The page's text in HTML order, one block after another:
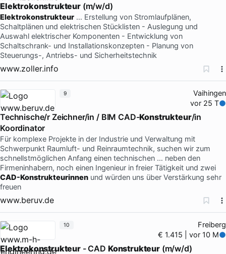
Elektrokonstrukteur(m/w/d)
Elektrokonstrukteur … Erstellung von Stromlaufplänen,
Schaltplänen und elektrischen Stücklisten - Auslegung und
Auswahl elektrischer Komponenten - Entwicklung von
Schaltschrank- und Installationskonzepten - Planung von
Steuerungs-, Antriebs- und Sicherheitstechnik
www.zoller.info
Vaihingen
vor 25 T
Technische/r Zeichner/in / BIM CAD-Konstrukteur/in
Koordinator
Für komplexe Projekte in der Industrie und Verwaltung mit
Schwerpunkt Raumluft- und Reinraumtechnik, suchen wir zum
schnellstmöglichen Anfang einen technischen … neben den
Firmeninhabern, noch einen Ingenieur in freier Tätigkeit und zwei
CAD-Konstrukteurinnen und würden uns über Verstärkung sehr
freuen
www.beruv.de
9
Freiberg
€ 1.415 | vor 10 M
Elektrokonstrukteur- CAD Konstrukteur(m/w/d)
10